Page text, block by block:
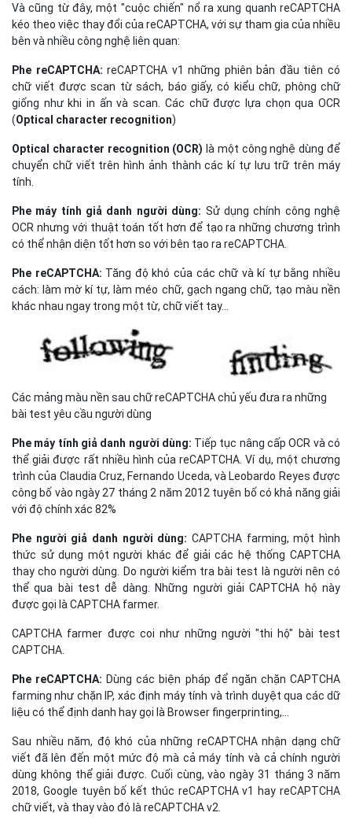
Và cũng từ đây, một "cuộc chiến" nổ ra xung quanh reCAPTCHA
kéo theo việc thay đổi của reCAPTCHA, với sự tham gia của nhiều
bên và nhiều công nghệ liên quan:
Phe reCAPTCHA:reCAPTCHA v1 những phiên bản đầu tiên có
chữ viết được scan từ sách, báo giấy, có kiểu chữ, phông chữ
giống như khi in ấn và scan. Các chữ được lựa chọn qua OCR
(Optical character recognition)
Optical character recognition (OCR) là một công nghệ dùng để
chuyển chữ viết trên hình ảnh thành các kí tự lưu trữ trên máy
tính.
Phe máy tính giả danh người dùng: Sử dụng chính công nghệ
OCR nhưng với thuật toán tốt hơn để tạo ra những chương trình
có thể nhận diện tốt hơn so với bên tạo ra reCAPTCHA.
Phe reCAPTCHA: Tăng độ khó của các chữ và kí tự bằng nhiều
cách: làm mờ kí tự, làm méo chữ, gạch ngang chữ, tạo màu nền
khác nhau ngay trong một từ, chữ viết tay…
Các mảng màu nền sau chữ reCAPTCHA chủ yếu đưa ra những
bài test yêu cầu người dùng
Phe máy tính giả danh người dùng: Tiếp tục nâng cấp OCR và có
thể giải được rất nhiều hình của reCAPTCHA. Ví dụ, một chương
trình của Claudia Cruz, Fernando Uceda, và Leobardo Reyes được
công bố vào ngày 27 tháng 2 năm 2012 tuyên bố có khả năng giải
với độ chính xác 82%
Phe người giả danh người dùng: CAPTCHA farming, một hình
thức sử dụng một người khác để giải các hệ thống CAPTCHA
thay cho người dùng. Do người kiểm tra bài test là người nên có
thể qua bài test dễ dàng. Những người giải CAPTCHA hộ này
được gọi là CAPTCHA farmer.
CAPTCHA farmer được coi như những người "thi hộ" bài test
CAPTCHA.
Phe reCAPTCHA: Dùng các biện pháp để ngăn chặn CAPTCHA
farming như chặn IP, xác định máy tính và trình duyệt qua các dữ
liệu có thể định danh hay gọi là Browser fingerprinting,…
Sau nhiều năm, độ khó của những reCAPTCHA nhận dạng chữ
viết đã lên đến một mức độ mà cả máy tính và cả chính người
dùng không thể giải được. Cuối cùng, vào ngày 31 tháng 3 năm
2018, Google tuyên bố kết thúc reCAPTCHA v1 hay reCAPTCHA
chữ viết, và thay vào đó là reCAPTCHA v2.